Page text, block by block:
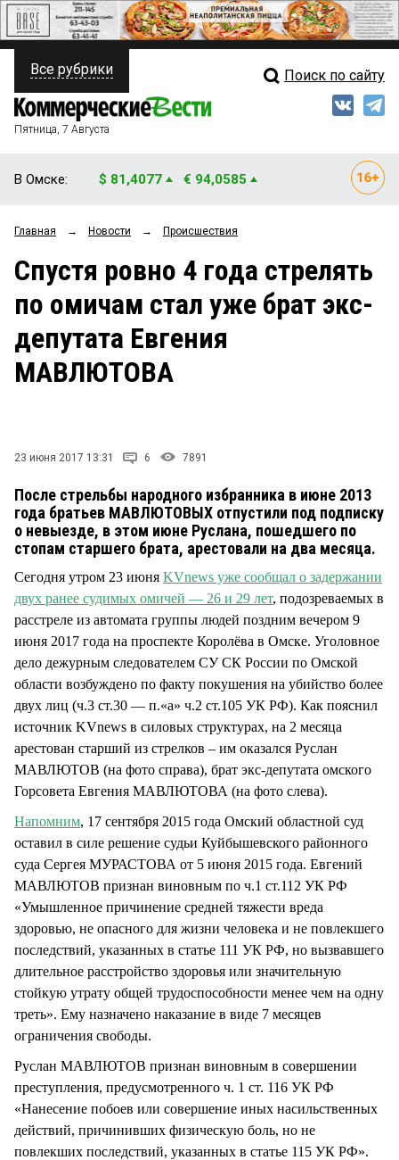
ПОЛИТИКА
ФИНАНСЫ
ОБЩЕСТВО
ЗАКОН
НОВОСТИ КОМПАНИЙ
Свежий выпуск
Мнения
Рейтинги
Блоги
Все рубрики Поиск по сайту
Пятница, 7 Августа
В Омске: $ 81,4077 € 94,0585
Главная → Новости → Происшествия
Спустя ровно 4 года стрелять
по омичам стал уже брат экс-
депутата Евгения
МАВЛЮТОВА
23 июня 2017 13:31 6 7891
После стрельбы народного избранника в июне 2013
года братьев МАВЛЮТОВЫХ отпустили под подписку
о невыезде, в этом июне Руслана, пошедшего по
стопам старшего брата, арестовали на два месяца.
Сегодня утром 23 июня KVnews уже сообщал о задержании
двух ранее судимых омичей — 26 и 29 лет, подозреваемых в
расстреле из автомата группы людей поздним вечером 9
июня 2017 года на проспекте Королёва в Омске. Уголовное
дело дежурным следователем СУ СК России по Омской
области возбуждено по факту покушения на убийство более
двух лиц (ч.3 ст.30 — п.«а» ч.2 ст.105 УК РФ). Как пояснил
источник KVnews в силовых структурах, на 2 месяца
арестован старший из стрелков – им оказался Руслан
МАВЛЮТОВ (на фото справа), брат экс-депутата омского
Горсовета Евгения МАВЛЮТОВА (на фото слева).
Напомним, 17 сентября 2015 года Омский областной суд
оставил в силе решение судьи Куйбышевского районного
суда Сергея МУРАСТОВА от 5 июня 2015 года. Евгений
МАВЛЮТОВ признан виновным по ч.1 ст.112 УК РФ
«Умышленное причинение средней тяжести вреда
здоровью, не опасного для жизни человека и не повлекшего
последствий, указанных в статье 111 УК РФ, но вызвавшего
длительное расстройство здоровья или значительную
стойкую утрату общей трудоспособности менее чем на одну
треть». Ему назначено наказание в виде 7 месяцев
ограничения свободы.
Руслан МАВЛЮТОВ признан виновным в совершении
преступления, предусмотренного ч. 1 ст. 116 УК РФ
«Нанесение побоев или совершение иных насильственных
действий, причинивших физическую боль, но не
повлекших последствий, указанных в статье 115 УК РФ».